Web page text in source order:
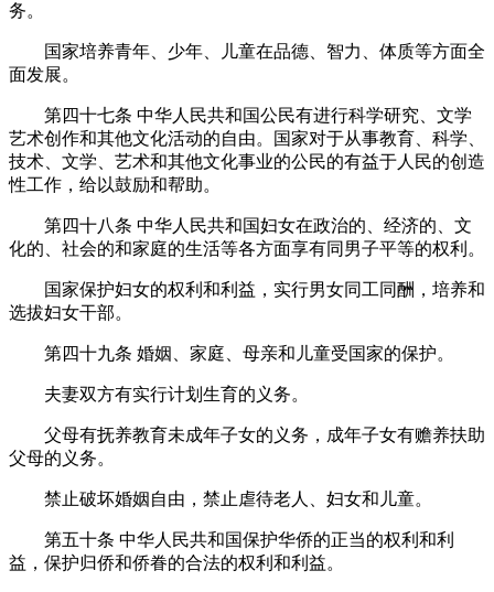
务。
国家培养青年、少年、儿童在品德、智力、体质等方面全
面发展。
第四十七条 中华人民共和国公民有进行科学研究、文学
艺术创作和其他文化活动的自由。国家对于从事教育、科学、
技术、文学、艺术和其他文化事业的公民的有益于人民的创造
性工作，给以鼓励和帮助。
第四十八条 中华人民共和国妇女在政治的、经济的、文
化的、社会的和家庭的生活等各方面享有同男子平等的权利。
国家保护妇女的权利和利益，实行男女同工同酬，培养和
选拔妇女干部。
第四十九条 婚姻、家庭、母亲和儿童受国家的保护。
夫妻双方有实行计划生育的义务。
父母有抚养教育未成年子女的义务，成年子女有赡养扶助
父母的义务。
禁止破坏婚姻自由，禁止虐待老人、妇女和儿童。
第五十条 中华人民共和国保护华侨的正当的权利和利
益，保护归侨和侨眷的合法的权利和利益。